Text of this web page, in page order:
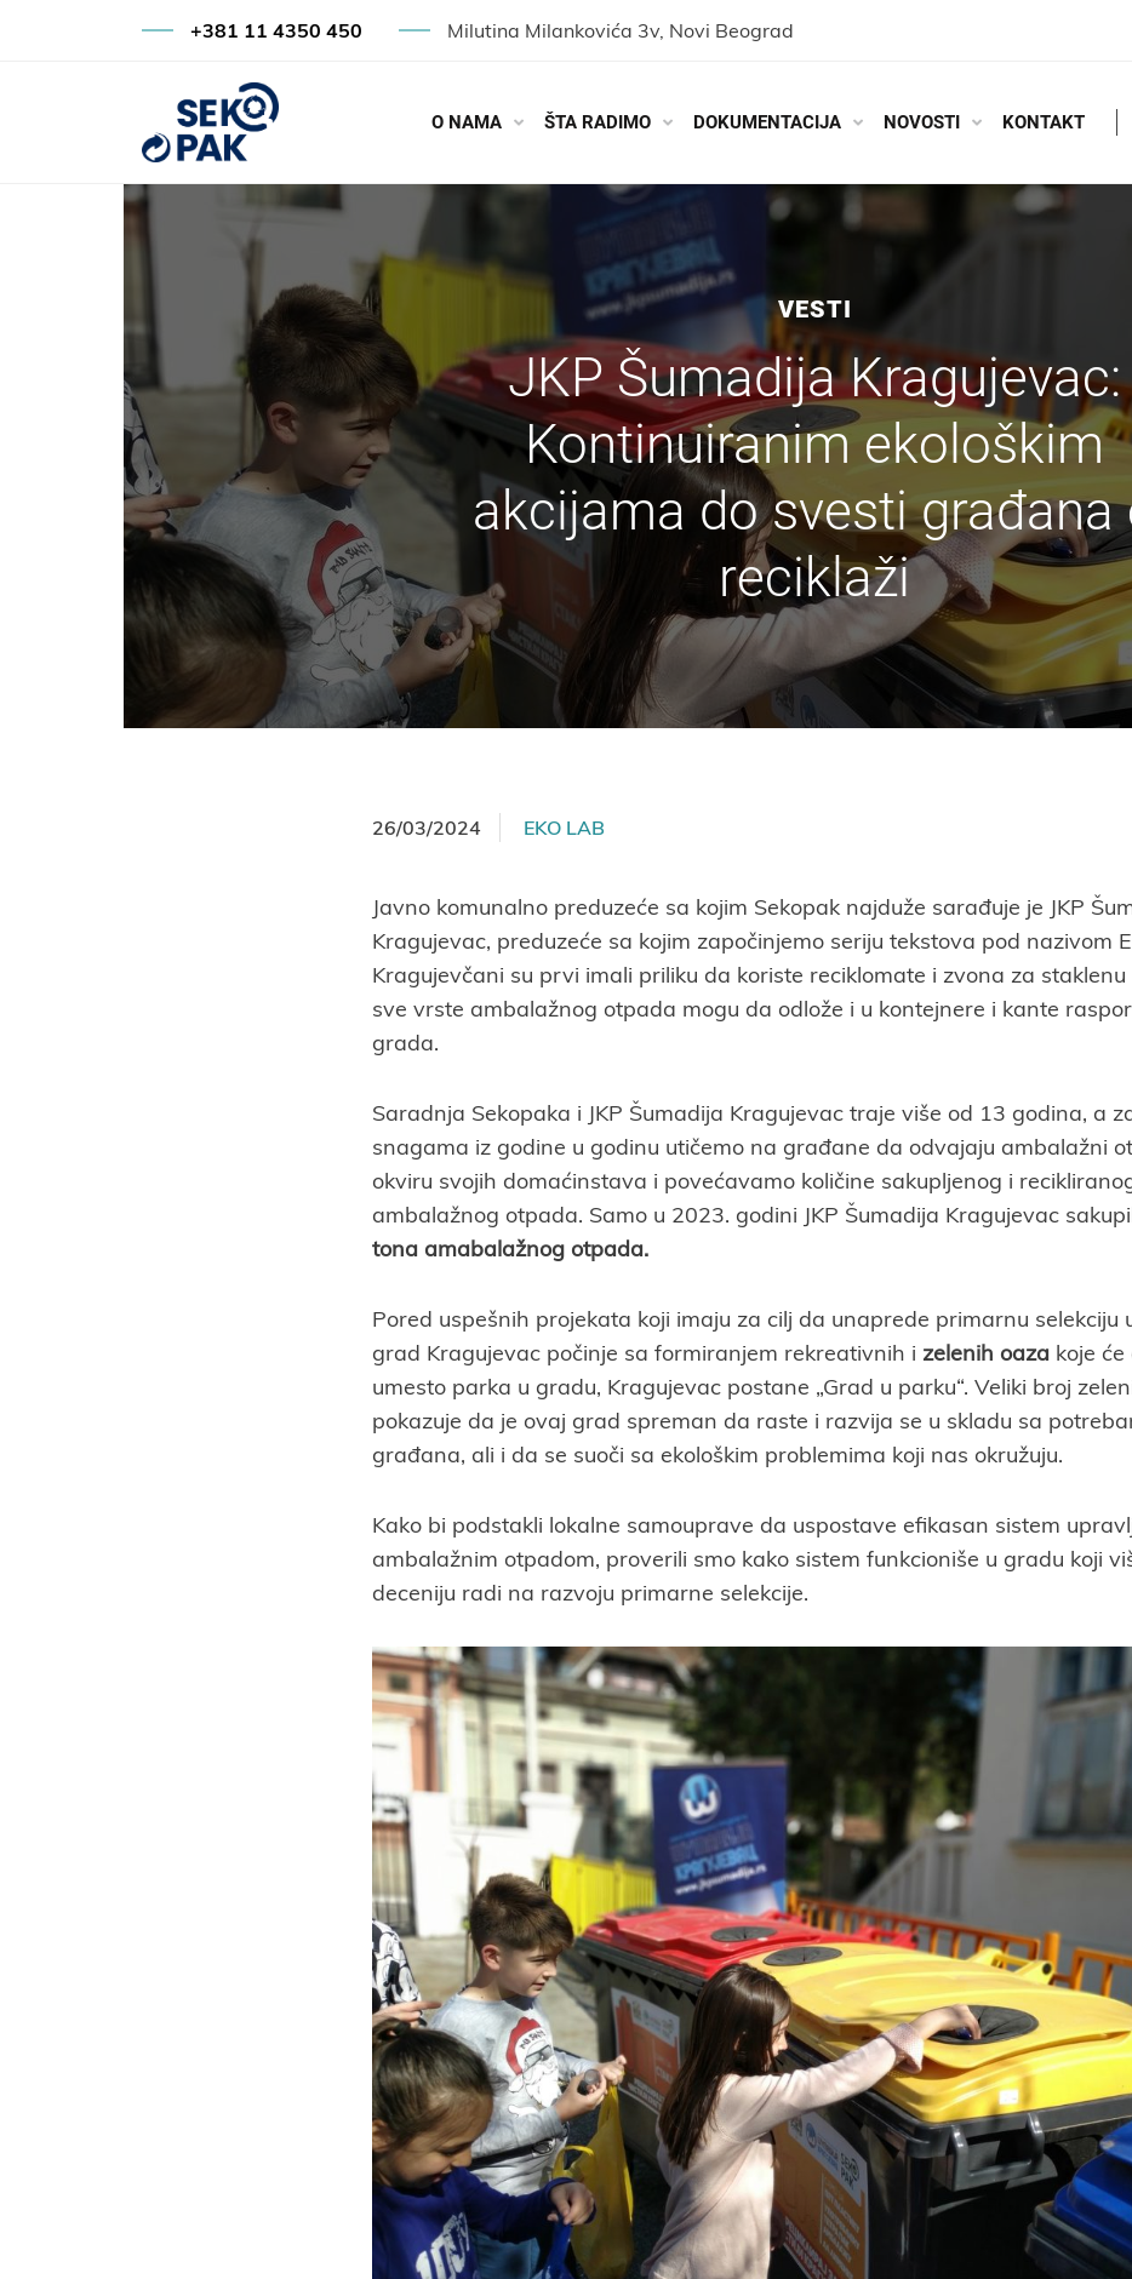
+381 11 4350 450 Milutina Milankovića 3v, Novi Beograd
O NAMA ŠTA RADIMO DOKUMENTACIJA NOVOSTI KONTAKT
VESTI
JKP Šumadija Kragujevac:
Kontinuiranim ekološkim
akcijama do svesti građana
reciklaži
26/03/2024 EKO LAB
Javno komunalno preduzeće sa kojim Sekopak najduže sarađuje je JKP
Kragujevac, preduzeće sa kojim započinjemo seriju tekstova pod nazivom
Kragujevčani su prvi imali priliku da koriste reciklomate i zvona za
sve vrste ambalažnog otpada mogu da odlože i u kontejnere i kante
grada.
Saradnja Sekopaka i JKP Šumadija Kragujevac traje više od 13 godina, a
snagama iz godine u godinu utičemo na građane da odvajaju ambalažni
okviru svojih domaćinstava i povećavamo količine sakupljenog i
ambalažnog otpada. Samo u 2023. godini JKP Šumadija Kragujevac
tona amabalažnog otpada.
Pored uspešnih projekata koji imaju za cilj da unaprede primarnu selekciju
grad Kragujevac počinje sa formiranjem rekreativnih i zelenih oaza koje
umesto parka u gradu, Kragujevac postane „Grad u parku“. Veliki broj
pokazuje da je ovaj grad spreman da raste i razvija se u skladu sa
građana, ali i da se suoči sa ekološkim problemima koji nas okružuju.
Kako bi podstakli lokalne samouprave da uspostave efikasan sistem
ambalažnim otpadom, proverili smo kako sistem funkcioniše u gradu koji
deceniju radi na razvoju primarne selekcije.